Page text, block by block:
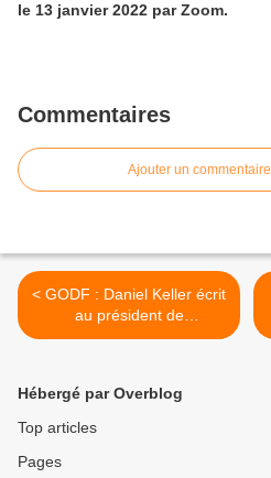
le 13 janvier 2022 par Zoom.
Commentaires
Ajouter un commentaire
< GODF : Daniel Keller écrit
au président de
l'Observatoire de la Laïcité
Hébergé par Overblog
Top articles
Pages